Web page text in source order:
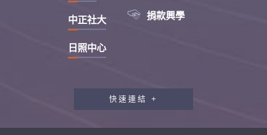
 捐款興學
中正社大
日照中心
快速連結 +
教職員工研習專區